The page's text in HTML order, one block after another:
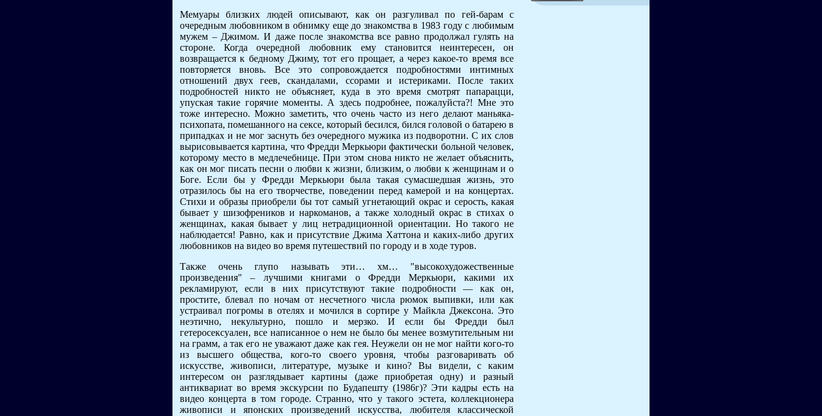
Мемуары близких людей описывают, как он разгуливал по гей-барам с
очередным любовником в обнимку еще до знакомства в 1983 году с любимым
мужем – Джимом. И даже после знакомства все равно продолжал гулять на
стороне. Когда очередной любовник ему становится неинтересен, он
возвращается к бедному Джиму, тот его прощает, а через какое-то время все
повторяется вновь. Все это сопровождается подробностями интимных
отношений двух геев, скандалами, ссорами и истериками. После таких
подробностей никто не объясняет, куда в это время смотрят папарацци,
упуская такие горячие моменты. А здесь подробнее, пожалуйста?! Мне это
тоже интересно. Можно заметить, что очень часто из него делают маньяка-
психопата, помешанного на сексе, который бесился, бился головой о батарею в
припадках и не мог заснуть без очередного мужика из подворотни. С их слов
вырисовывается картина, что Фредди Меркьюри фактически больной человек,
которому место в медлечебнице. При этом снова никто не желает объяснить,
как он мог писать песни о любви к жизни, близким, о любви к женщинам и о
Боге. Если бы у Фредди Меркьюри была такая сумасшедшая жизнь, это
отразилось бы на его творчестве, поведении перед камерой и на концертах.
Стихи и образы приобрели бы тот самый угнетающий окрас и серость, какая
бывает у шизофреников и наркоманов, а также холодный окрас в стихах о
женщинах, какая бывает у лиц нетрадиционной ориентации. Но такого не
наблюдается! Равно, как и присутствие Джима Хаттона и каких-либо других
любовников на видео во время путешествий по городу и в ходе туров.
Также очень глупо называть эти… хм… "высокохудожественные
произведения" – лучшими книгами о Фредди Меркьюри, какими их
рекламируют, если в них присутствуют такие подробности — как он,
простите, блевал по ночам от несчетного числа рюмок выпивки, или как
устраивал погромы в отелях и мочился в сортире у Майкла Джексона. Это
неэтично, некультурно, пошло и мерзко. И если бы Фредди был
гетеросексуален, все написанное о нем не было бы менее возмутительным ни
на грамм, а так его не уважают даже как гея. Неужели он не мог найти кого-то
из высшего общества, кого-то своего уровня, чтобы разговаривать об
искусстве, живописи, литературе, музыке и кино? Вы видели, с каким
интересом он разглядывает картины (даже приобретая одну) и разный
антиквариат во время экскурсии по Будапешту (1986г)? Эти кадры есть на
видео концерта в том городе. Странно, что у такого эстета, коллекционера
живописи и японских произведений искусства, любителя классической